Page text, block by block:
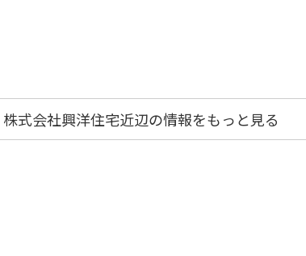
株式会社興洋住宅近辺の情報をもっと見る